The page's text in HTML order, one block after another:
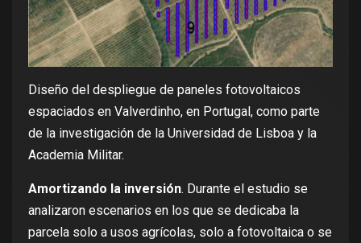
Diseño del despliegue de paneles fotovoltaicos
espaciados en Valverdinho, en Portugal, como parte
de la investigación de la Universidad de Lisboa y la
Academia Militar.
Amortizando la inversión. Durante el estudio se
analizaron escenarios en los que se dedicaba la
parcela solo a usos agrícolas, solo a fotovoltaica o se